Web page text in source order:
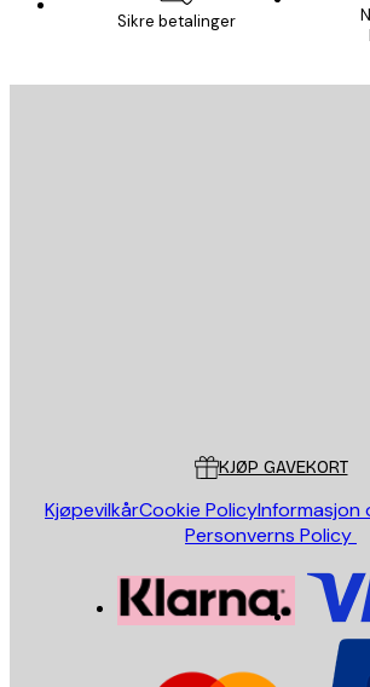
Sikre betalinger
KJØP GAVEKORT
KjøpevilkårCookie Policy
Personverns Policy